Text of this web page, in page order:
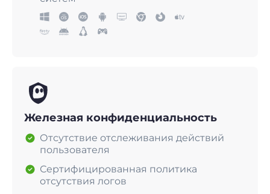
Железная конфиденциальность
Отсутствие отслеживания действий
пользователя
Сертифицированная политика
отсутствия логов